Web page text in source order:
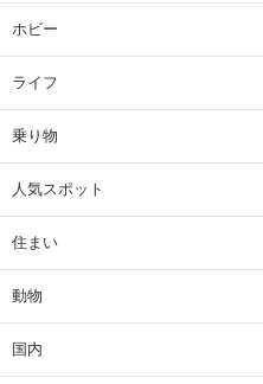
ホビー
ライフ
乗り物
人気スポット
住まい
動物
国内